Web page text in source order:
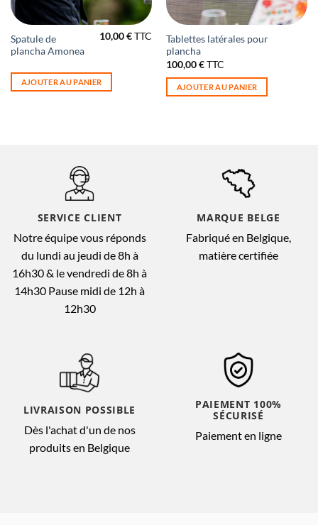
Spatule de
plancha Amonea
10,00€TTC
AJOUTER AU PANIER
Tablettes latérales pour
plancha
100,00€TTC
AJOUTER AU PANIER
SERVICE CLIENT
Notre équipe vous réponds
du lundi au jeudi de 8h à
16h30 & le vendredi de 8h à
14h30 Pause midi de 12h à
12h30
MARQUE BELGE
Fabriqué en Belgique,
matière certifiée
LIVRAISON POSSIBLE
Dès l'achat d'un de nos
produits en Belgique
PAIEMENT 100%
SÉCURISÉ
Paiement en ligne